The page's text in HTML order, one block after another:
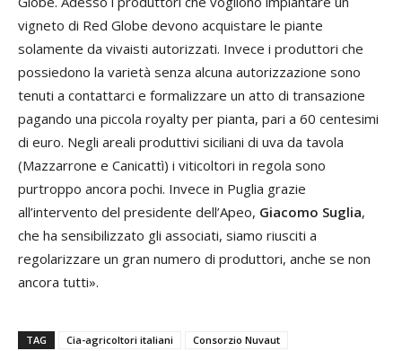
vigneto di Red Globe devono acquistare le piante
solamente da vivaisti autorizzati. Invece i produttori che
possiedono la varietà senza alcuna autorizzazione sono
tenuti a contattarci e formalizzare un atto di transazione
pagando una piccola royalty per pianta, pari a 60 centesimi
di euro. Negli areali produttivi siciliani di uva da tavola
(Mazzarrone e Canicattì) i viticoltori in regola sono
purtroppo ancora pochi. Invece in Puglia grazie
all’intervento del presidente dell’Apeo, Giacomo Suglia,
che ha sensibilizzato gli associati, siamo riusciti a
regolarizzare un gran numero di produttori, anche se non
ancora tutti».
TAG Cia-agricoltori italiani
Consorzio Nuvaut